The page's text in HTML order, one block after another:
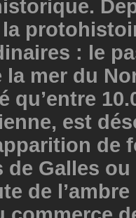
la
: le
mer du
qu’entre
est
de
de Galles ou
de